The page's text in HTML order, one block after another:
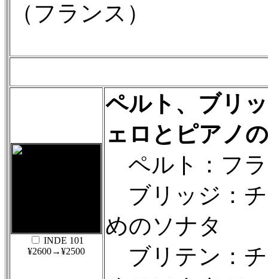
（フランス）
INDE 101
¥2600→¥2500
ペルト、ブリ
ェロとピアノ
ペルト：フ
ブリッジ：
めのソナタ
ブリテン：